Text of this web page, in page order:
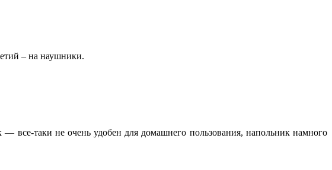
– на наушники.
все-таки не очень удобен для домашнего пользования, напольник намного